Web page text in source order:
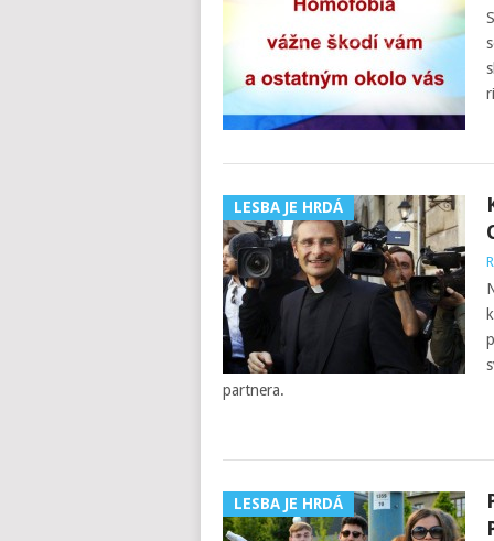
LESBA JE HRDÁ
partnera.
LESBA JE HRDÁ